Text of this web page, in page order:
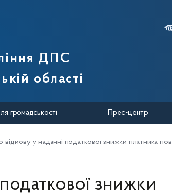
України
ДПС
області
громадськості Прес-центр
відмову у наданні податкової знижки платника
знижки